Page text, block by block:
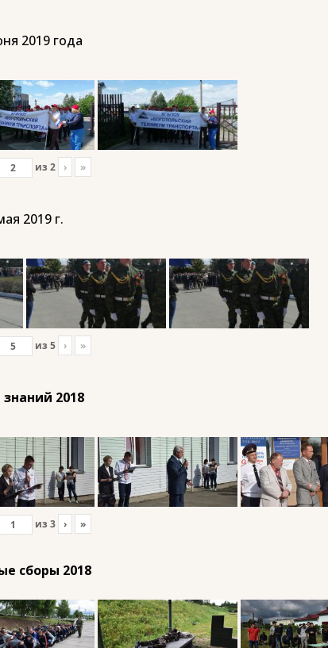
2019 года
из 2 › »
2019 г.
из 5 › »
2018
из 3 › »
сборы 2018